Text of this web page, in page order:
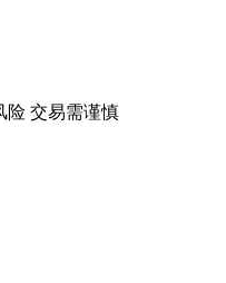
险 交易需谨慎